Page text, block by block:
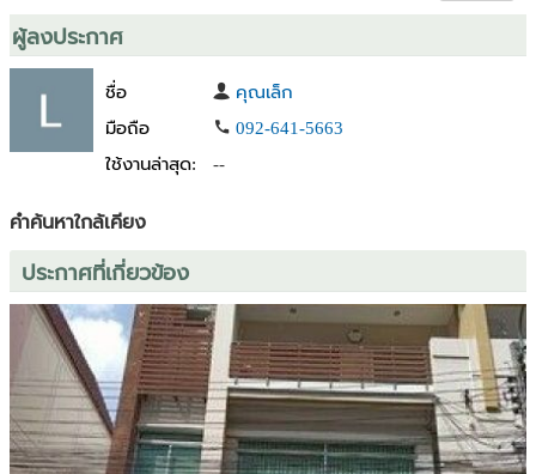
ถนนวิภาวดีรังสิต
แยกรัชโยธิน
💰 ราคาขายเพียง 11,900,000 บาท
นัดชมสถานที่จริงได้ทุกวัน
#ขายโฮมออฟฟิศลาดพร้าว #ขายอาคารพาณิชย์ลาดพร้าว35 #ขาย
สำนักงานกรุงเทพ #บ้านลาดพร้าว #โฮมออฟฟิศใกล้รถไฟฟ้า #อสังหาฯ
ทำเลดี #ลงทุนอสังหาริมทรัพย์ #อสังหาริมทรัพย์ลาดพร้าว
#ลาดพร้าว35 #ขายบ้านพร้อมสำนักงาน #อสังหาริมทรัพย์เพื่อธุรกิจ
#HomeOfficeForSale #ลาดพร้าวใกล้รถไฟฟ้า
ผู้ลงประกาศ
ชื่อ
คุณเล็ก
มือถือ
092-641-5663
ใช้งานล่าสุด:
--
คำค้นหาใกล้เคียง
ประกาศที่เกี่ยวข้อง